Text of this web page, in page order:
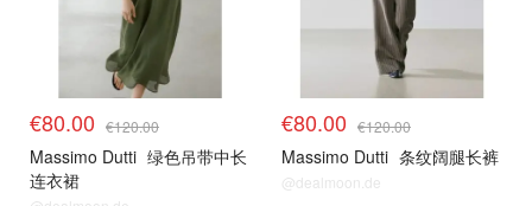
€80.00 €120.00
Massimo Dutti 绿色吊带中长
连衣裙
€80.00 €120.00
Massimo Dutti 条纹阔腿长裤
@dealmoon.de